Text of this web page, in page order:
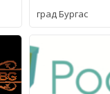
град Бургас